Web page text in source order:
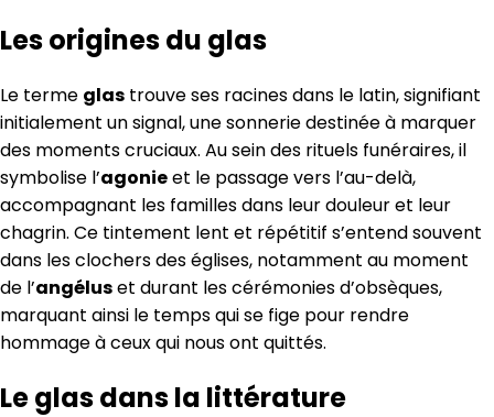
Les origines du glas
Le terme glas trouve ses racines dans le latin, signifiant
initialement un signal, une sonnerie destinée à marquer
des moments cruciaux. Au sein des rituels funéraires, il
symbolise l’agonieet le passage vers l’au-delà,
accompagnant les familles dans leur douleur et leur
chagrin. Ce tintement lent et répétitif s’entend souvent
dans les clochers des églises, notamment au moment
de l’angéluset durant les cérémonies d’obsèques,
marquant ainsi le temps qui se fige pour rendre
hommage à ceux qui nous ont quittés.
Le glas dans la littérature